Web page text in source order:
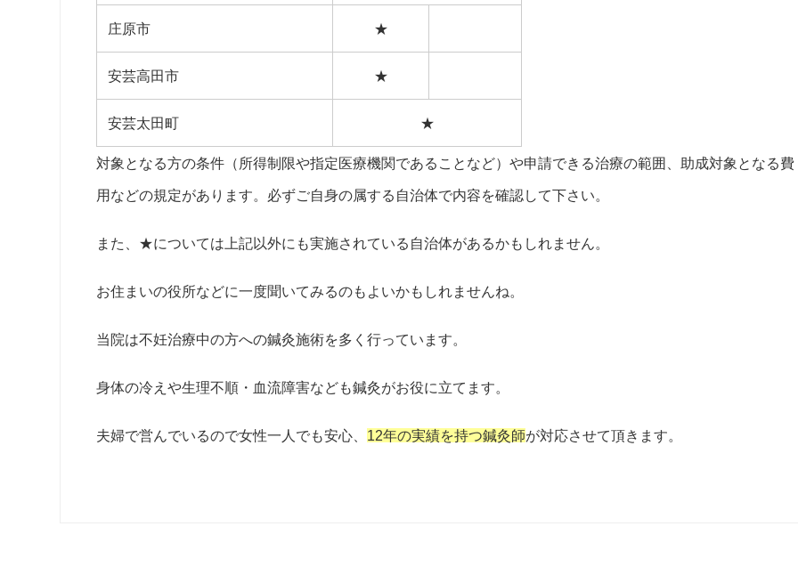
庄原市 ★
安芸高田市 ★
安芸太田町 ★
対象となる方の条件（所得制限や指定医療機関であることなど）や申請できる治療の範囲、 助成対象となる費
用などの規定があります。 必ずご自身の属する自治体で内容を確認して下さい。
また、★については上記以外にも実施されている自治体があるかもしれません。
お住まいの役所などに一度聞いてみるのもよいかもしれませんね。
当院は不妊治療中の方への鍼灸施術を多く行っています。
身体の冷えや生理不順・血流障害なども鍼灸がお役に立てます。
夫婦で営んでいるので女性一人でも安心、 12年の実績を持つ鍼灸師が対応させて頂きます。